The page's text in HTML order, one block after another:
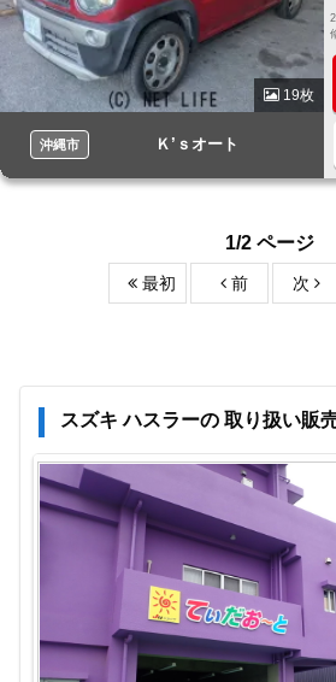
19枚
沖縄市 Ｋ’ｓオート
1/2 ページ
最初 前 次
スズキ ハスラーの 取り扱い販